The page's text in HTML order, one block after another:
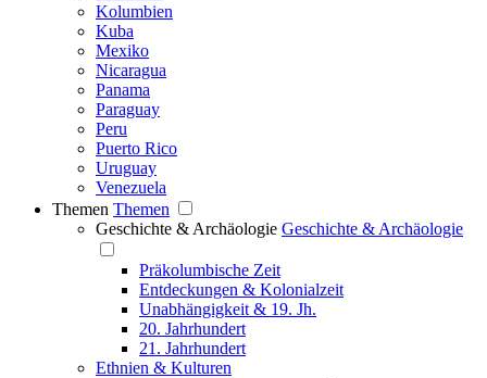
Kolumbien
Kuba
Mexiko
Nicaragua
Panama
Paraguay
Peru
Puerto Rico
Uruguay
Venezuela
Themen Themen
Geschichte & Archäologie Geschichte & Archäologie
Präkolumbische Zeit
Entdeckungen & Kolonialzeit
Unabhängigkeit & 19. Jh.
20. Jahrhundert
21. Jahrhundert
Ethnien & Kulturen